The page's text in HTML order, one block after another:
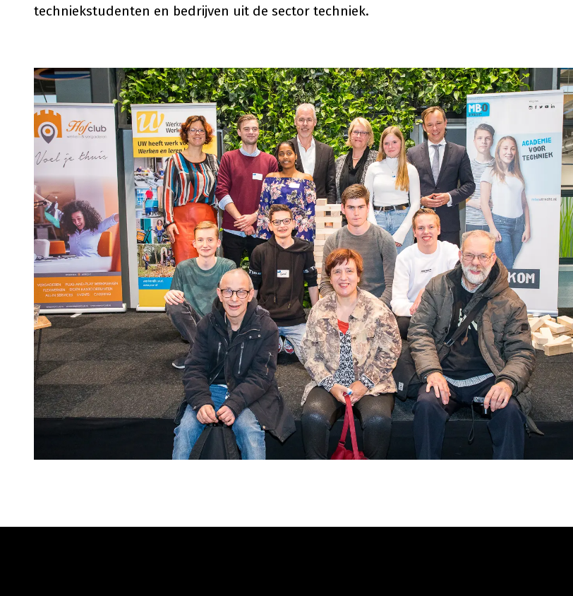
techniekstudenten en bedrijven uit de sector techniek.